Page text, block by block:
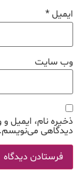
ایمیل*
وب‌ سایت
ذخیره نام، ایمیل
دیدگاهی می‌نویسم.